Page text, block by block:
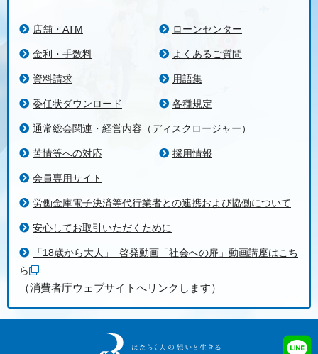
店舗・ATM ローンセンター
金利・手数料 よくあるご質問
資料請求 用語集
委任状ダウンロード 各種規定
通常総会関連・経営内容（ディスクロージャー）
苦情等への対応 採用情報
会員専用サイト
労働金庫電子決済等代行業者との連携および協働について
安心してお取引いただくために
「18歳から大人」_啓発動画「社会への扉」動画講座はこち
ら
（消費者庁ウェブサイトへリンクします）